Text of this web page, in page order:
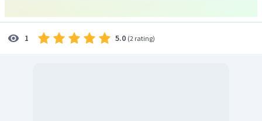
1 5.0 (2 rating)